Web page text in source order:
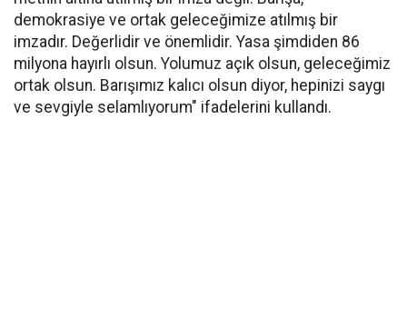
demokrasiye ve ortak geleceğimize atılmış bir
imzadır. Değerlidir ve önemlidir. Yasa şimdiden 86
milyona hayırlı olsun. Yolumuz açık olsun, geleceğimiz
ortak olsun. Barışımız kalıcı olsun diyor, hepinizi saygı
ve sevgiyle selamlıyorum" ifadelerini kullandı.